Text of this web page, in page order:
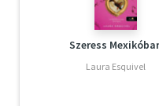
Szeress
Laura Esquivel